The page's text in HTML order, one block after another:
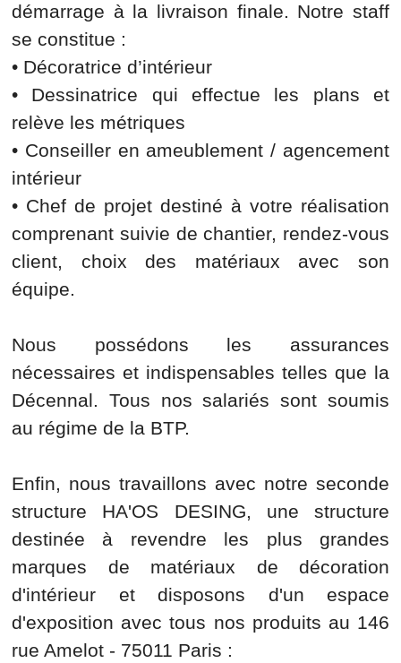
démarrage à la livraison finale. Notre staff
se constitue :
• Décoratrice d’intérieur
• Dessinatrice qui effectue les plans et
relève les métriques
• Conseiller en ameublement / agencement
intérieur
• Chef de projet destiné à votre réalisation
comprenant suivie de chantier, rendez-vous
client, choix des matériaux avec son
équipe.
Nous possédons les assurances
nécessaires et indispensables telles que la
Décennal. Tous nos salariés sont soumis
au régime de la BTP.
Enfin, nous travaillons avec notre seconde
structure HA'OS DESING, une structure
destinée à revendre les plus grandes
marques de matériaux de décoration
d'intérieur et disposons d'un espace
d'exposition avec tous nos produits au 146
rue Amelot - 75011 Paris :